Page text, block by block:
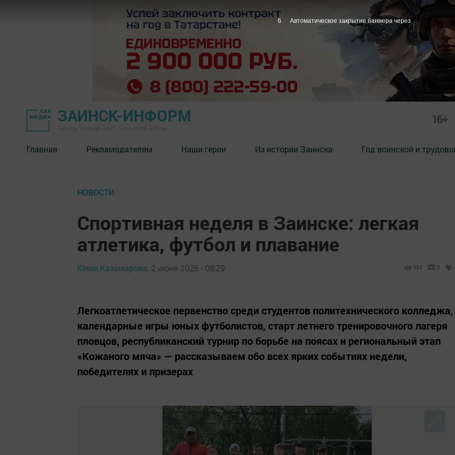
ЗАИНСК-ИНФОРМ 16+
Главная Рекламодателям Наши герои Из истории Заинска Год воинской и
НОВОСТИ
Спортивная неделя в Заинске: легкая
атлетика, футбол и плавание
Юлия Казамарова, 2 июня 2026 - 08:29 983 0
Легкоатлетическое первенство среди студентов политехнического колледжа,
календарные игры юных футболистов, старт летнего тренировочного лагеря
пловцов, республиканский турнир по борьбе на поясах и региональный этап
«Кожаного мяча» — рассказываем обо всех ярких событиях недели,
победителях и призерах
4 Автоматическое закрытие баннера через